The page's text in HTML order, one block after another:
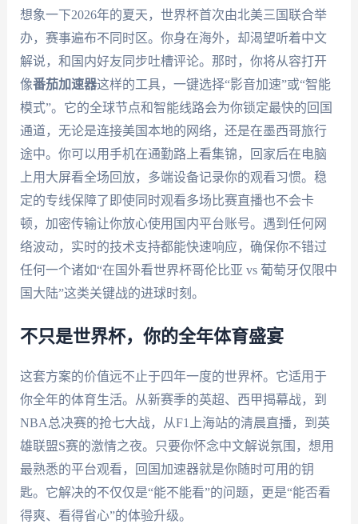
想象一下2026年的夏天，世界杯首次由北美三国联合举
办，赛事遍布不同时区。你身在海外，却渴望听着中文
解说，和国内好友同步吐槽评论。那时，你将从容打开
像番茄加速器这样的工具，一键选择“影音加速”或“智能
模式”。它的全球节点和智能线路会为你锁定最快的回国
通道，无论是连接美国本地的网络，还是在墨西哥旅行
途中。你可以用手机在通勤路上看集锦，回家后在电脑
上用大屏看全场回放，多端设备记录你的观看习惯。稳
定的专线保障了即使同时观看多场比赛直播也不会卡
顿，加密传输让你放心使用国内平台账号。遇到任何网
络波动，实时的技术支持都能快速响应，确保你不错过
任何一个诸如“在国外看世界杯哥伦比亚 vs 葡萄牙仅限中
国大陆”这类关键战的进球时刻。
不只是世界杯，你的全年体育盛宴
这套方案的价值远不止于四年一度的世界杯。它适用于
你全年的体育生活。从新赛季的英超、西甲揭幕战，到
NBA总决赛的抢七大战，从F1上海站的清晨直播，到英
雄联盟S赛的激情之夜。只要你怀念中文解说氛围，想用
最熟悉的平台观看，回国加速器就是你随时可用的钥
匙。它解决的不仅仅是“能不能看”的问题，更是“能否看
得爽、看得省心”的体验升级。